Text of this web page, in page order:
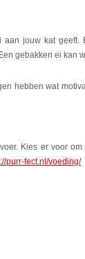
jouw kat
gebakken ei kan
hebben wat
Kies er voor
purr-fect.nl/voeding/